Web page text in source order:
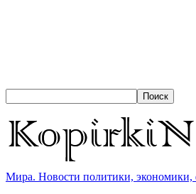
Мира. Новости политики, экономики,